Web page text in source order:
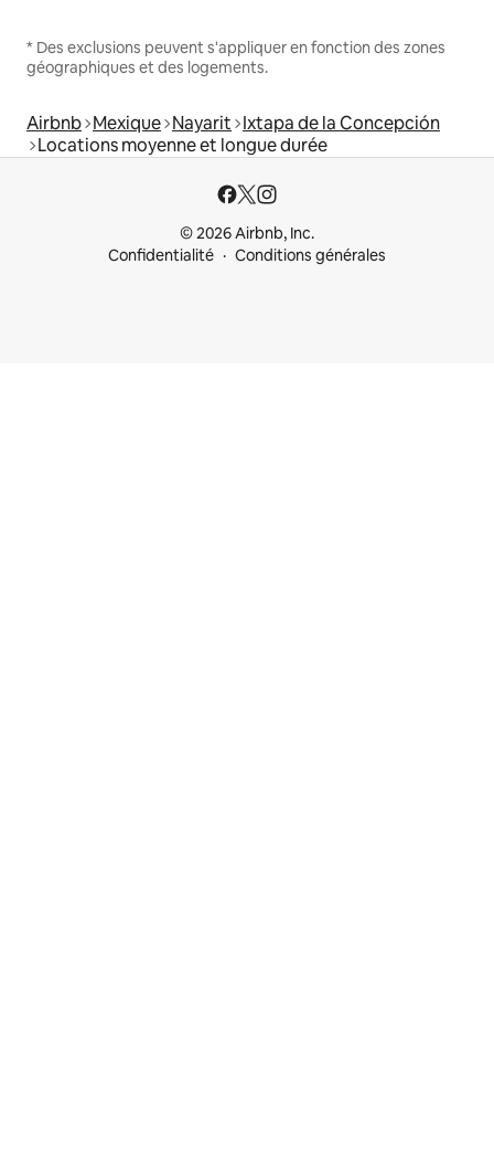
* Des exclusions peuvent s'appliquer en fonction des zones
géographiques et des logements.
Airbnb Mexique Nayarit Ixtapa de la Concepción
Locations moyenne et longue durée
© 2026 Airbnb, Inc.
Confidentialité
Conditions générales